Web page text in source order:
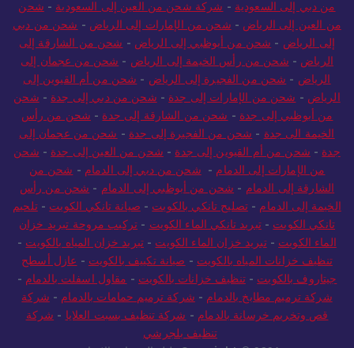
من دبي إلى السعودية -شركة شحن من العين إلى السعودية-شحن
من العين إلى الرياض -شحن من الإمارات إلى الرياض -شحن من دبي
إلى الرياض -شحن من أبوظبي إلى الرياض -شحن من الشارقة إلى
الرياض -شحن من رأس الخيمة إلى الرياض -شحن من عجمان إلى
الرياض -شحن من الفجيرة إلى الرياض -شحن من أم القيوين إلى
الرياض -شحن من الإمارات إلى جدة-شحن من دبي إلى جدة-شحن
من أبوظبي إلى جدة -شحن من الشارقة إلى جدة- شحن من رأس
الخيمة الى جدة-شحن من الفجيرة إلى جدة-شحن من عجمان إلى
جدة-شحن من أم القيوين إلى جدة-شحن من العين إلى جدة-شحن
من الإمارات إلى الدمام -شحن من دبي إلى الدمام -شحن من
الشارقة إلى الدمام - شحن من أبوظبي إلى الدمام -شحن من رأس
الخيمة إلى الدمام -تصليح تانكي بالكويت-صيانة تانكي الكويت-تلحيم
تانكي الكويت-تبريد تانكي الماء الكويت- تركيب مروحة تبريد خزان
الماء الكويت-تبريد خزان الماء الكويت- تبريد خزان المياه بالكويت-
تنظيف خزانات المياه بالكويت-صيانة تكييف بالكويت -عازل أسطح
جيتاروف بالكويت-تنظيف خزانات بالكويت-مقاول اسفلت بالدمام -
شركة ترميم مطابخ بالدمام -شركة ترميم حمامات بالدمام -شركة
قص وتخريم خرسانة بالدمام -شركة تنظيف بسبت العلايا- شركة
تنظيف بلجرشي